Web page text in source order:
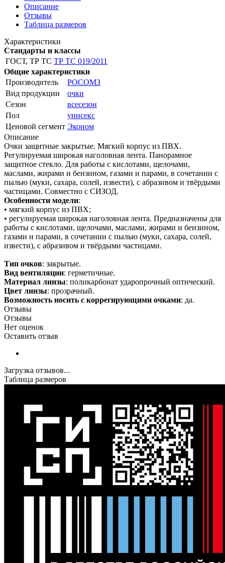
Описание
Отзывы
Таблица размеров
Характеристики
Стандарты и классы
ГОСТ, ТР ТС ТР ТС 019/2011
Общие характеристики
Производитель
РОСОМЗ
Вид продукции
очки
Сезон
всесезон
Пол
унисекс
Ценовой сегмент Эконом
Описание
Очки защитные закрытые. Мягкий корпус из ПВХ.
Регулируемая широкая наголовная лента. Панорамное
защитное стекло. Для работы с кислотами, щелочами,
маслами, жирами и бензином, газами и парами, в сочетании с
пылью (муки, сахара, солей, извести), с абразивом и твёрдыми
частицами. Совместно с СИЗОД.
Особенности модели:
• мягкий корпус из ПВХ;
• регулируемая широкая наголовная лента. Предназначены для
работы с кислотами, щелочами, маслами, жирами и бензином,
газами и парами, в сочетании с пылью (муки, сахара, солей,
извести), с абразивом и твёрдыми частицами.
Тип очков: закрытые.
Вид вентиляции: герметичные.
Материал линзы: поликарбонат ударопрочный оптический.
Цвет линзы: прозрачный.
Возможность носить с коррегирующими очками: да.
Отзывы
Отзывы
Нет оценок
Оставить отзыв
Загрузка отзывов...
Таблица размеров